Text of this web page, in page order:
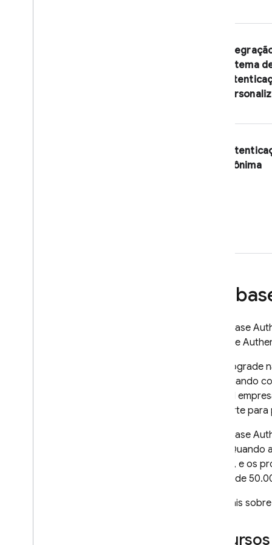
sistema
anônima
Firebase
Firebase
Esse
funcionando
de nível
e suporte
Firebase
base.
por dia, e os
custos de
Leia mais
Recursos